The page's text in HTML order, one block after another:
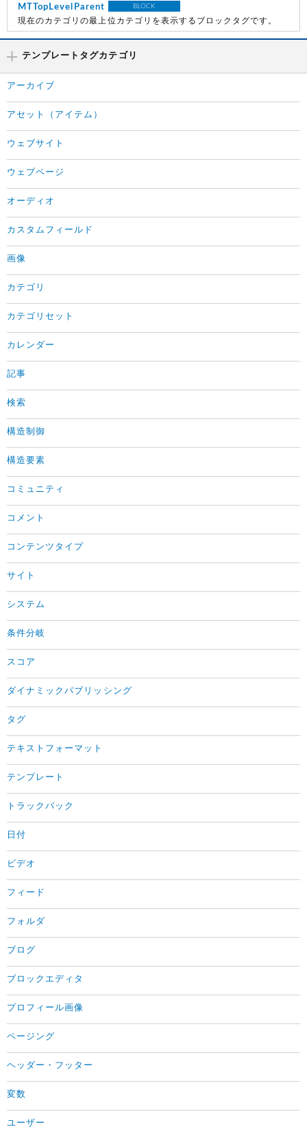
MTTopLevelParent BLOCK
現在のカテゴリの最上位カテゴリを表示するブロックタグです。
テンプレートタグカテゴリ
アーカイブ
アセット（アイテム）
ウェブサイト
ウェブページ
オーディオ
カスタムフィールド
画像
カテゴリ
カテゴリセット
カレンダー
記事
検索
構造制御
構造要素
コミュニティ
コメント
コンテンツタイプ
サイト
システム
条件分岐
スコア
ダイナミックパブリッシング
タグ
テキストフォーマット
テンプレート
トラックバック
日付
ビデオ
フィード
フォルダ
ブログ
ブロックエディタ
プロフィール画像
ページング
ヘッダー・フッター
変数
ユーザー